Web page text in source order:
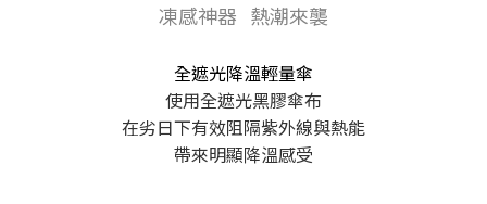
凍感神器 熱潮來襲
全遮光降溫輕量傘
使用全遮光黑膠傘布
在劣日下有效阻隔紫外線與熱能
帶來明顯降溫感受